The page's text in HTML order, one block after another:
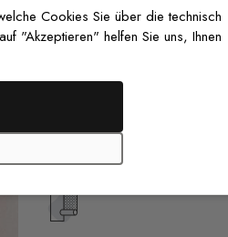
zertifizierten Tinten für garantierte
Cookies Sie über die technisch
"Akzeptieren" helfen Sie uns, Ihnen